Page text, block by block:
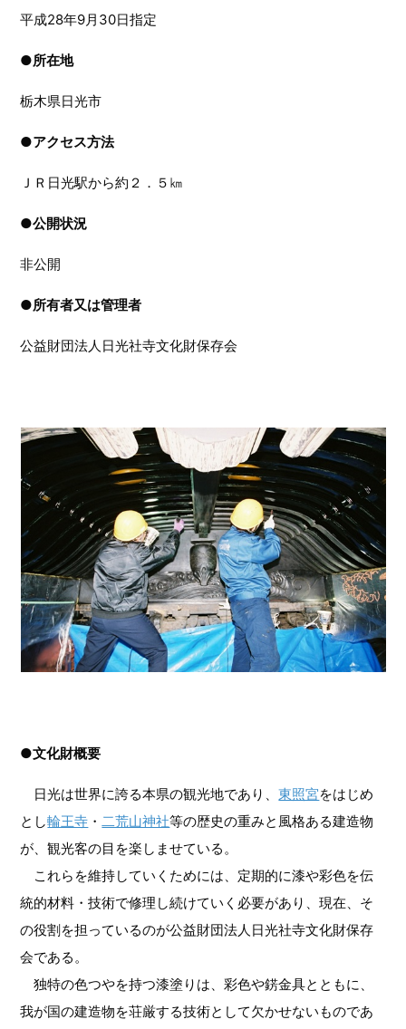
平成28年9月30日指定
●所在地
栃木県日光市
●アクセス方法
ＪＲ日光駅から約２．５㎞
●公開状況
非公開
●所有者又は管理者
公益財団法人日光社寺文化財保存会
●文化財概要
日光は世界に誇る本県の観光地であり、東照宮をはじめ
とし輪王寺 ・二荒山神社等の歴史の重みと風格ある建造物
が、観光客の目を楽しませている。
これらを維持していくためには、定期的に漆や彩色を伝
統的材料・技術で修理し続けていく必要があり、現在、そ
の役割を担っているのが公益財団法人日光社寺文化財保存
会である。
独特の色つやを持つ漆塗りは、彩色や錺金具とともに、
我が国の建造物を荘厳する技術として欠かせないものであ